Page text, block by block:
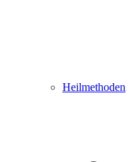
Heilmethoden